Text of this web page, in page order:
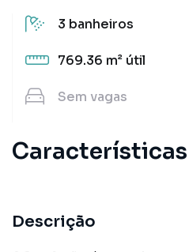
3 banheiros
769.36 m² útil
Sem vagas
Descrição